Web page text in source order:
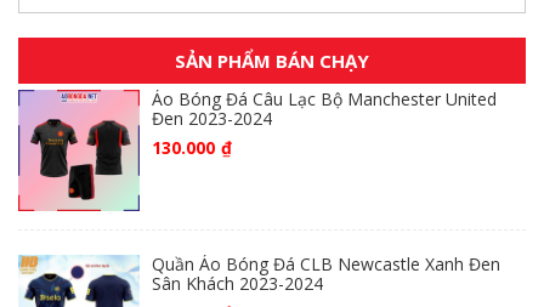
SẢN PHẨM BÁN CHẠY
Áo Bóng Đá Câu Lạc Bộ Manchester United
Đen 2023-2024
130.000 ₫
Quần Áo Bóng Đá CLB Newcastle Xanh Đen
Sân Khách 2023-2024